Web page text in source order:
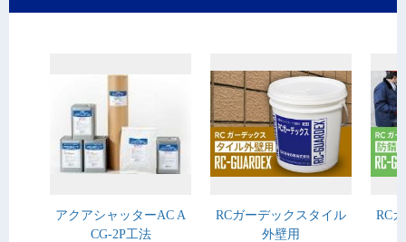
アクアシャッターAC A
CG-2P工法
RCガーデックスタイル
外壁用
RC